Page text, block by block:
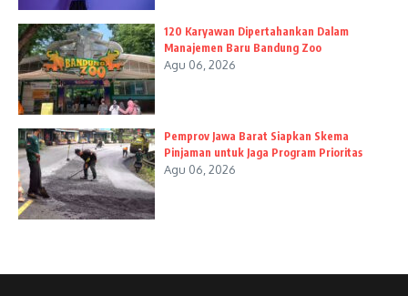
120 Karyawan Dipertahankan Dalam
Manajemen Baru Bandung Zoo
Agu 06, 2026
Pemprov Jawa Barat Siapkan Skema
Pinjaman untuk Jaga Program Prioritas
Agu 06, 2026